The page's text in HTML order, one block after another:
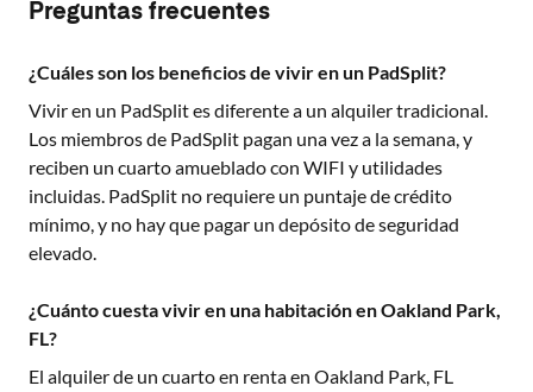
Preguntas frecuentes
¿Cuáles son los beneficios de vivir en un PadSplit?
Vivir en un PadSplit es diferente a un alquiler tradicional.
Los miembros de PadSplit pagan una vez a la semana, y
reciben un cuarto amueblado con WIFI y utilidades
incluidas. PadSplit no requiere un puntaje de crédito
mínimo, y no hay que pagar un depósito de seguridad
elevado.
¿Cuánto cuesta vivir en una habitación en Oakland Park,
FL?
El alquiler de un cuarto en renta en Oakland Park, FL